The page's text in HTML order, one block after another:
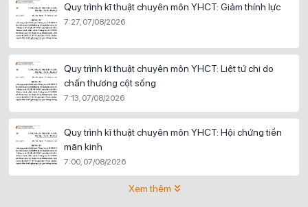
Quy trình kĩ thuật chuyên môn YHCT: Giảm thính lực
7:27, 07/08/2026
Quy trình kĩ thuật chuyên môn YHCT: Liệt tứ chi do
chấn thương cột sống
7:13, 07/08/2026
Quy trình kĩ thuật chuyên môn YHCT: Hội chứng tiền
mãn kinh
7:00, 07/08/2026
Xem thêm